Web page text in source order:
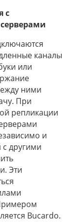
с
каналы
или
ними
При
репликации
и
с другими
Эти
Bucardo.